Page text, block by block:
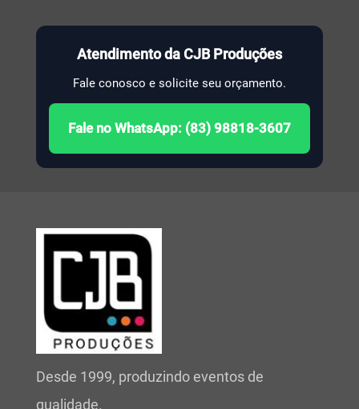
Atendimento da CJB Produções
Fale conosco e solicite seu orçamento.
Fale no WhatsApp: (83) 98818-3607
Desde 1999, produzindo eventos de
qualidade.